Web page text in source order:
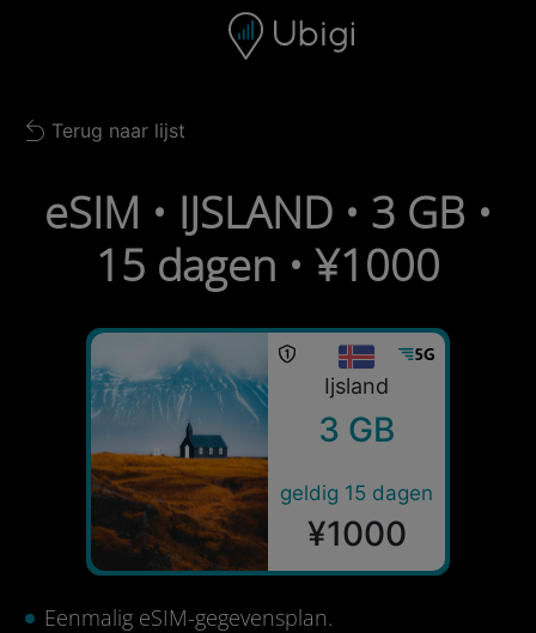
Navigatiebalk Voettekst
Back to list
Terug naar lijst
eSIM • IJSLAND • 3 GB •
15 dagen • ¥1000
Ijsland
3 GB
geldig 15 dagen
¥1000
Eenmalig eSIM-gegevensplan.